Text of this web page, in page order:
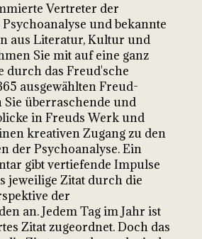
Vertreter der
und bekannte
aus Literatur, Kultur und
Sie mit auf eine ganz
durch das Freud'sche
ausgewählten Freud-
überraschende und
in Freuds Werk und
kreativen Zugang zu den
der Psychoanalyse. Ein
gibt vertiefende Impulse
jeweilige Zitat durch die
der
an. Jedem Tag im Jahr ist
Zitat zugeordnet. Doch das